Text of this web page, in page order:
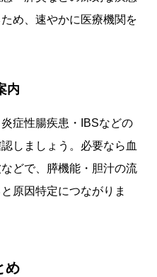
め、速やかに医療機関を
内
症性腸疾患・IBSなどの
しましょう。必要なら血
どで、膵機能・胆汁の流
原因特定につながりま
め